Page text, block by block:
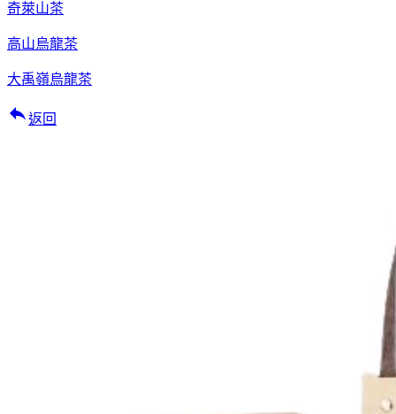
奇萊山茶
高山烏龍茶
大禹嶺烏龍茶
reply返回